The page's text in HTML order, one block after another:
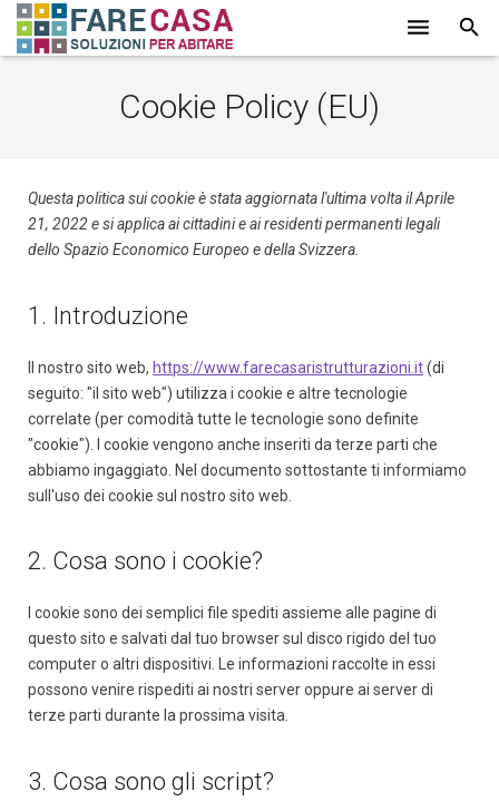
LAVORI
PARTNER
CONTATTI
BLOG
Cookie Policy (EU)
Questa politica sui cookie è stata aggiornata l'ultima volta il Aprile
21, 2022 e si applica ai cittadini e ai residenti permanenti legali
dello Spazio Economico Europeo e della Svizzera.
1. Introduzione
Il nostro sito web, https://www.farecasaristrutturazioni.it(di
seguito: "il sito web") utilizza i cookie e altre tecnologie
correlate (per comodità tutte le tecnologie sono definite
"cookie"). I cookie vengono anche inseriti da terze parti che
abbiamo ingaggiato. Nel documento sottostante ti informiamo
sull'uso dei cookie sul nostro sito web.
2. Cosa sono i cookie?
I cookie sono dei semplici file spediti assieme alle pagine di
questo sito e salvati dal tuo browser sul disco rigido del tuo
computer o altri dispositivi. Le informazioni raccolte in essi
possono venire rispediti ai nostri server oppure ai server di
terze parti durante la prossima visita.
3. Cosa sono gli script?